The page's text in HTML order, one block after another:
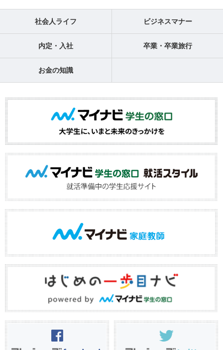
社会人ライフ ビジネスマナー
内定・入社 卒業・卒業旅行
お金の知識